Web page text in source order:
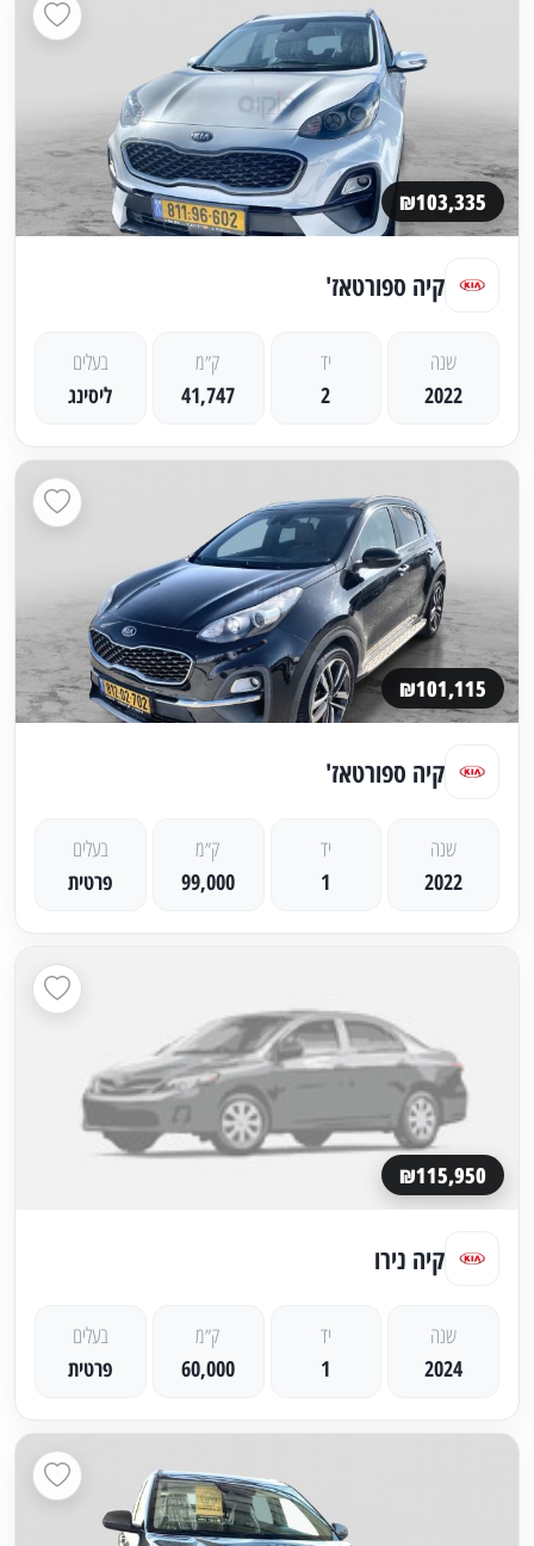
₪103,335
קיה ספורטאז'
שנה
2022
יד
2
ק״מ
41,747
בעלים
ליסינג
₪101,115
קיה ספורטאז'
שנה
2022
יד
1
ק״מ
99,000
בעלים
פרטית
₪115,950
קיה נירו
שנה
2024
יד
1
ק״מ
60,000
בעלים
פרטית